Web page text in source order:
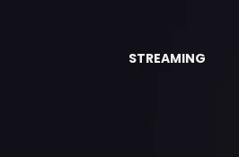
STREAMING